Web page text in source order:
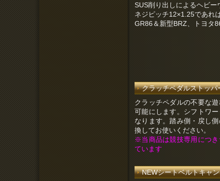
SUS削り出しによるヘビー
ネジピッチ12×1.25であれ
GR86＆新型BRZ、トヨタ
クラッチペダルストッ
クラッチペダルの不要な
可能にします。シフトワ
なります。踏み側・戻し
換してお使いください。
※当商品は競技専用につ
ています
NEWシートベルトキャ